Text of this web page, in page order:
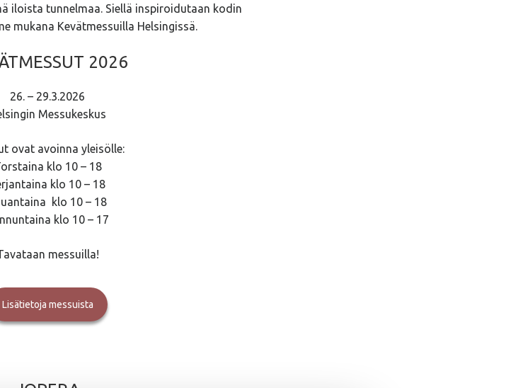
iloista tunnelmaa. Siellä inspiroidutaan kodin
mukana Kevätmessuilla Helsingissä.
2026
26. – 29.3.2026
Messukeskus
ovat avoinna yleisölle:
klo 10 – 18
klo 10 – 18
klo 10 – 18
klo 10 – 17
messuilla!
Lisätietoja messuista